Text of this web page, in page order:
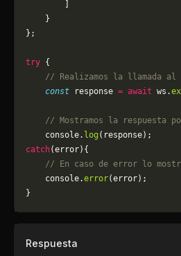
    }
};
try {
// Realizamos la llamada al
    const
response = await ws.
// Mostramos la respuesta
    console.
log (response);
catch(error){
// En caso de error lo
	console.
error(error);
}
Respuesta